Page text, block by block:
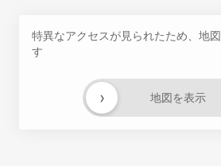
特異なアクセスが見られたため、地
す
地図を表示
›